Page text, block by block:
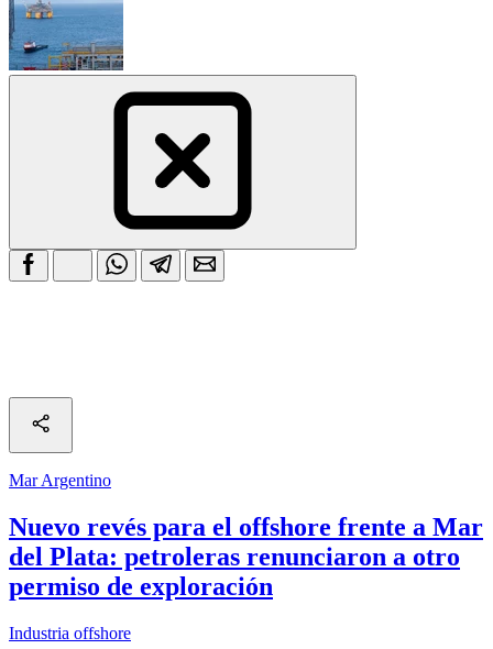
Mar Argentino
Nuevo revés para el offshore frente a Mar
del Plata: petroleras renunciaron a otro
permiso de exploración
Industria offshore